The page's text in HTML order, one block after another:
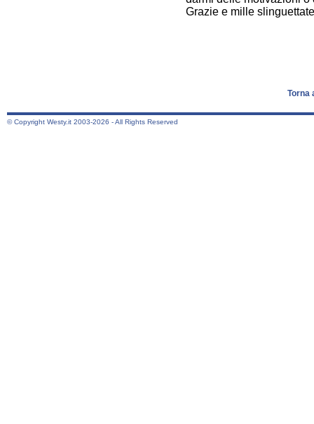
Grazie e mille
Torna
© Copyright Westy.it 2003-2026 - All Rights Reserved